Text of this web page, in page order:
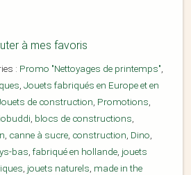
à mes favoris
: Promo "Nettoyages de printemps",
, Jouets fabriqués en Europe et en
de construction, Promotions,
, blocs de constructions,
, canne à sucre, construction, Dino,
bas, fabriqué en hollande, jouets
, jouets naturels, made in the